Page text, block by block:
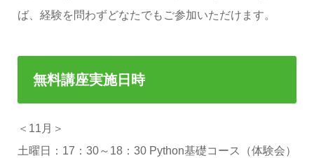
ば、経験を問わずどなたでもご参加いただけます。
無料講座実施日時
＜11月＞
土曜日：17：30～18：30 Python基礎コース（体験会）